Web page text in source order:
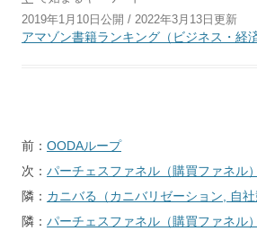
2019年1月10日公開 / 2022年3月13日更新
アマゾン書籍ランキング（ビジネス・経
投
稿
ナ
ビ
前： OODAループ
次： パーチェスファネル（購買ファネル）
隣： カニバる（カニバリゼーション, 自社
隣： パーチェスファネル（購買ファネル）